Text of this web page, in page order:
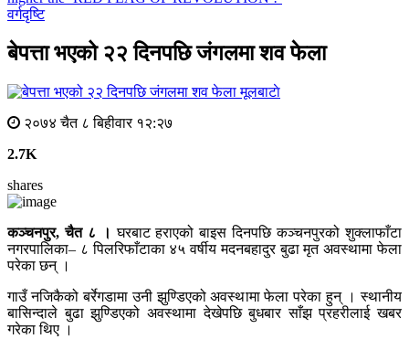
वर्गदृष्टि
बेपत्ता भएको २२ दिनपछि जंगलमा शव फेला
मूलबाटाे
२०७४ चैत ८ बिहीवार १२:२७
2.7K
shares
कञ्चनपुर, चैत ८ । घरबाट हराएको बाइस दिनपछि कञ्चनपुरको शुक्लाफाँटा
नगरपालिका– ८ पिलरिफाँटाका ४५ वर्षीय मदनबहादुर बुढा मृत अवस्थामा फेला
परेका छन् ।
गाउँ नजिकैको बर्रेगडामा उनी झुण्डिएको अवस्थामा फेला परेका हुन् । स्थानीय
बासिन्दाले बुढा झुण्डिएको अवस्थामा देखेपछि बुधबार साँझ प्रहरीलाई खबर
गरेका थिए ।